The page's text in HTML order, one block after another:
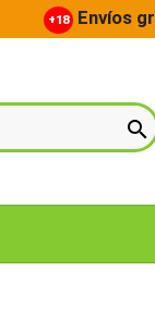
+18 Envíos
